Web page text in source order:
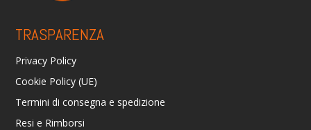
TRASPARENZA
Privacy Policy
Cookie Policy (UE)
Termini di consegna e spedizione
Resi e Rimborsi